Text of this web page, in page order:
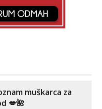
muškarca za
💋🌺